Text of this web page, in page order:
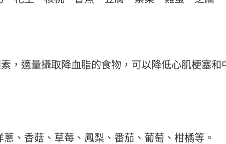
，適量攝取降血脂的食物，可以降低心肌梗塞和
蔥、香菇、草莓、鳳梨、番茄、葡萄、柑橘等。